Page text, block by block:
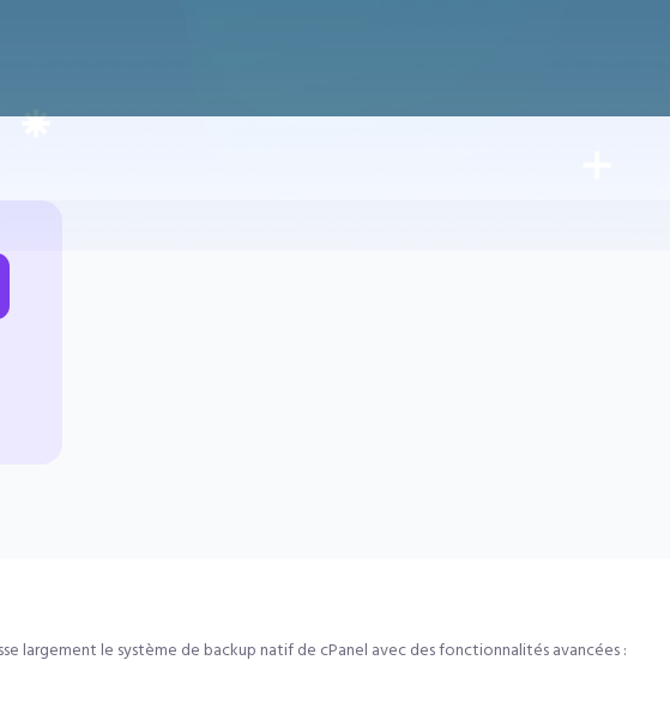
largement le système de backup natif de cPanel avec des fonctionnalités avancées :